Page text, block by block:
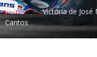
Home
Victoria de José
Cantos